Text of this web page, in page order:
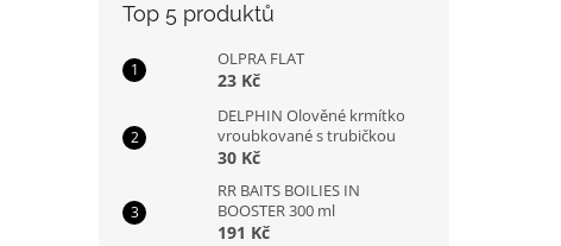
Top 5 produktů
OLPRA FLAT
23 Kč
DELPHIN Olověné krmítko
vroubkované s trubičkou
30 Kč
RR BAITS BOILIES IN
BOOSTER 300 ml
191 Kč